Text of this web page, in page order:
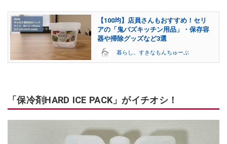
【100均】店員さんもおすすめ！セリ
アの「鬼バズキッチン用品」・保存容
器や掃除グッズなど3選
暮らし。すきなもんちゅーぶ
「保冷剤HARD ICE PACK」がイチオシ！